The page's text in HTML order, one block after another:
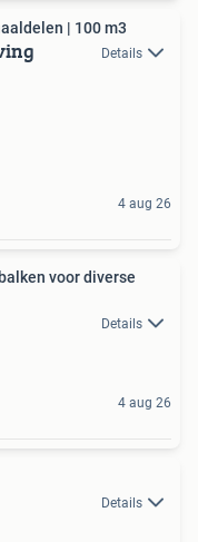
| 100 m3
Details
4 aug 26
voor diverse
Details
4 aug 26
Details